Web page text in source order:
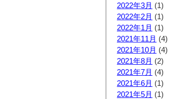
2022年3月 (1)
2022年2月 (1)
2022年1月 (1)
2021年11月 (4)
2021年10月 (4)
2021年8月 (2)
2021年7月 (4)
2021年6月 (1)
2021年5月 (1)